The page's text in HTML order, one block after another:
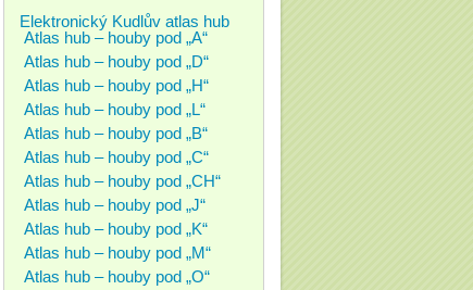
Elektronický Kudlův atlas hub
Atlas hub – houby pod „A“
Atlas hub – houby pod „D“
Atlas hub – houby pod „H“
Atlas hub – houby pod „L“
Atlas hub – houby pod „B“
Atlas hub – houby pod „C“
Atlas hub – houby pod „CH“
Atlas hub – houby pod „J“
Atlas hub – houby pod „K“
Atlas hub – houby pod „M“
Atlas hub – houby pod „O“